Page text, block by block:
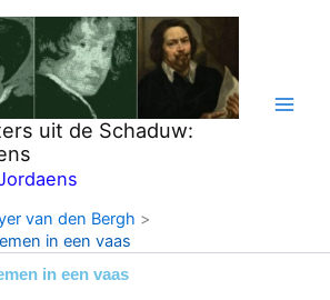
uit de Schaduw:
van den Bergh
in een vaas
in een vaas